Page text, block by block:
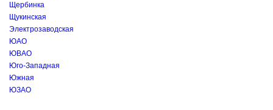
Щербинка
Щукинская
Электрозаводская
ЮАО
ЮВАО
Юго-Западная
Южная
ЮЗАО